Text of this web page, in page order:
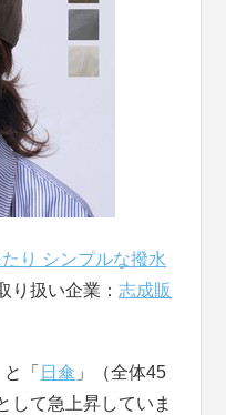
り シンプルな撥水
取り扱い企業：志成販
「 日傘 」（全体45
して急上昇していま